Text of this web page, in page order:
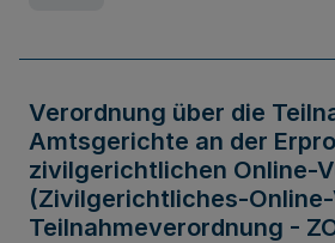
Verordnung über die
Amtsgerichte an der
zivilgerichtlichen Online-
(Zivilgerichtliches-
Teilnahmeverordnung -